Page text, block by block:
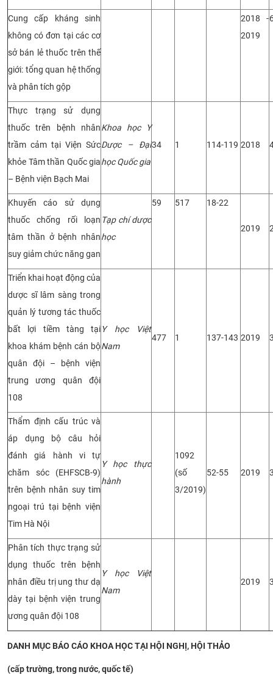
Cung cấp kháng sinh
không có đơn tại các cơ
sở bán lẻ thuốc trên thế
giới: tổng quan hệ thống
và phân tích gộp
2018 -
2019
Thực trạng sử dụng
thuốc trên bệnh nhân
trầm cảm tại Viện Sức
khỏe Tâm thần Quốc gia
– Bệnh viện Bạch Mai
Khoa học Y
Dược – Đại
học Quốc gia
34 1 114-119 2018
Khuyến cáo sử dụng
thuốc chống rối loạn
tâm thần ở bệnh nhân
suy giảm chức năng gan
Tạp chí dược
học
59 517 18-22
2019
Triển khai hoạt động của
dược sĩ lâm sàng trong
quản lý tương tác thuốc
bất lợi tiềm tàng tại
khoa khám bệnh cán bộ
quân đội – bệnh viện
trung ương quân đội
108
Y học Việt
Nam
477 1 137-143 2019
Thẩm định cấu trúc và
áp dụng bộ câu hỏi
đánh giá hành vi tự
chăm sóc (EHFSCB-9)
trên bệnh nhân suy tim
ngoại trú tại bệnh viện
Tim Hà Nội
Y học thực
hành
1092
(số
3/2019)
52-55 2019
Phân tích thực trạng sử
dụng thuốc trên bệnh
nhân điều trị ung thư dạ
dày tại bệnh viện trung
ương quân đội 108
Y học Việt
Nam
2019
DANH MỤC BÁO CÁO KHOA HỌC TẠI HỘI NGHỊ, HỘI THẢO
(cấp trường, trong nước, quốc tế)